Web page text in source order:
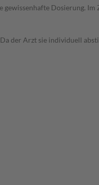
Dosierung.
der Arzt sie individuell